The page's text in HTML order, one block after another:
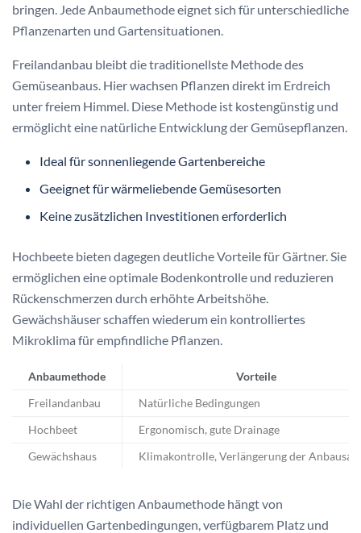
bringen. Jede Anbaumethode eignet sich für unterschiedliche
Pflanzenarten und Gartensituationen.
Freilandanbau bleibt die traditionellste Methode des
Gemüseanbaus. Hier wachsen Pflanzen direkt im Erdreich
unter freiem Himmel. Diese Methode ist kostengünstig und
ermöglicht eine natürliche Entwicklung der Gemüsepflanzen.
Ideal für sonnenliegende Gartenbereiche
Geeignet für wärmeliebende Gemüsesorten
Keine zusätzlichen Investitionen erforderlich
Hochbeete bieten dagegen deutliche Vorteile für Gärtner. Sie
ermöglichen eine optimale Bodenkontrolle und reduzieren
Rückenschmerzen durch erhöhte Arbeitshöhe.
Gewächshäuser schaffen wiederum ein kontrolliertes
Mikroklima für empfindliche Pflanzen.
Anbaumethode Vorteile
Freilandanbau Natürliche Bedingungen
Hochbeet Ergonomisch, gute Drainage
Gewächshaus Klimakontrolle, Verlängerung der
Die Wahl der richtigen Anbaumethode hängt von
individuellen Gartenbedingungen, verfügbarem Platz und